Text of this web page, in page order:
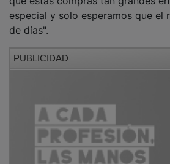
especial y solo esperamos que el
de días".